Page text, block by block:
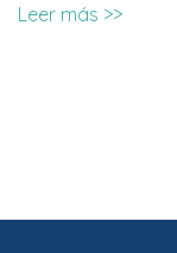
Leer más >>